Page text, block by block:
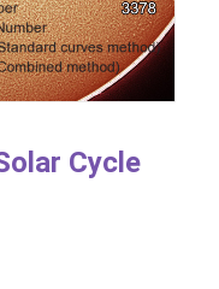
Cycle